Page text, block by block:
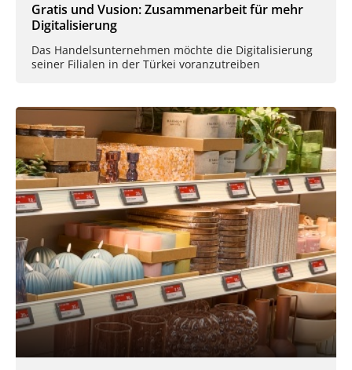
Gratis und Vusion: Zusammenarbeit für mehr
Digitalisierung
Das Handelsunternehmen möchte die Digitalisierung
seiner Filialen in der Türkei voranzutreiben